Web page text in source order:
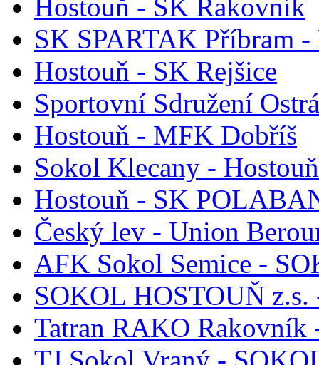
Hostouň - SK Rakovník
SK SPARTAK Příbram -
Hostouň - SK Rejšice
Sportovní Sdružení
Hostouň - MFK Dobříš
Sokol Klecany - Hostouň
Hostouň - SK
Český lev - Union
AFK Sokol Semice -
SOKOL HOSTOUŇ
Tatran RAKO Rakovník